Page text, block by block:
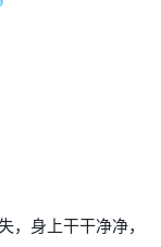
，身上干干净净，